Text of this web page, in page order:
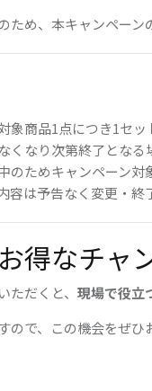
め、本キャンペーン
象商品1点につき1セッ
くなり次第終了となる
のためキャンペーン対
容は予告なく変更・終
得なチャ
ただくと、 現場で役立
ので、この機会をぜひ